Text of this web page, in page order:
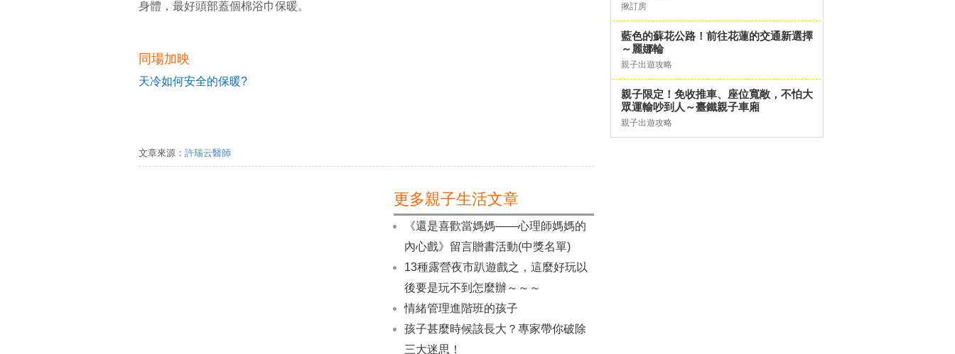
身體，最好頭部蓋個棉浴巾保暖。
同場加映
天冷如何安全的保暖?
文章來源： 許瑞云醫師
更多親子生活文章
《還是喜歡當媽媽——心理師媽媽的
內心戲》留言贈書活動(中獎名單)
13種露營夜市趴遊戲之，這麼好玩以
後要是玩不到怎麼辦～～～
情緒管理進階班的孩子
孩子甚麼時候該長大？專家帶你破除
三大迷思！
揪訂房
藍色的蘇花公路！前往花蓮的交通新選擇
～麗娜輪
親子出遊攻略
親子限定！免收推車、座位寬敞，不怕大
眾運輸吵到人～臺鐵親子車廂
親子出遊攻略